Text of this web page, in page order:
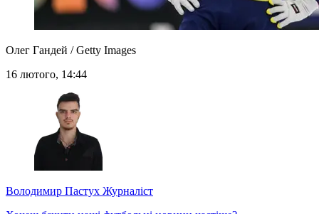
Олег Гандей / Getty Images
16 лютого, 14:44
Володимир Пастух Журналіст